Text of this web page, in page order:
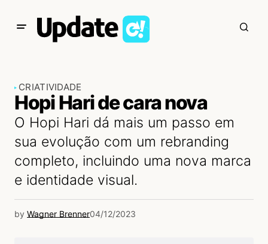
CRIATIVIDADE
Hopi Hari de cara nova
O Hopi Hari dá mais um passo em
sua evolução com um rebranding
completo, incluindo uma nova marca
e identidade visual.
by Wagner Brenner04/12/2023